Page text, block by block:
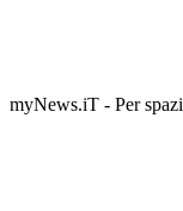
myNews.iT - Per